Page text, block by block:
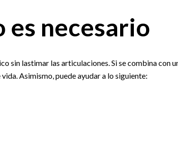
es necesario
sin lastimar las articulaciones. Si se combina con
Asimismo, puede ayudar a lo siguiente: